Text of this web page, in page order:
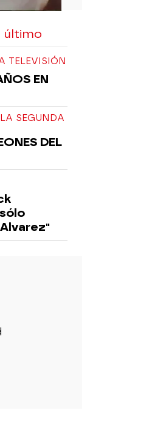
último
TELEVISIÓN
EN
SEGUNDA
DEL